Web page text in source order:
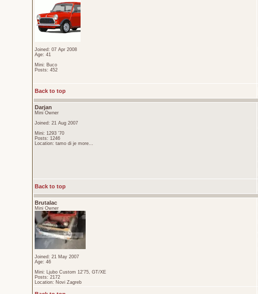
Joined: 07 Apr 2008
Age: 41
Mini: Buco
Posts: 452
Back to top
Darjan
Mini Owner
Joined: 21 Aug 2007
Mini: 1293 '70
Posts: 1246
Location: tamo di je more...
Back to top
Brutalac
Mini Owner
Joined: 21 May 2007
Age: 46
Mini: Ljubo Custom 12'75, GT/XE
Posts: 2172
Location: Novi Zagreb